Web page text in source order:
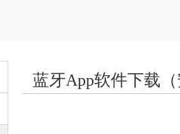
蓝牙App软件下载